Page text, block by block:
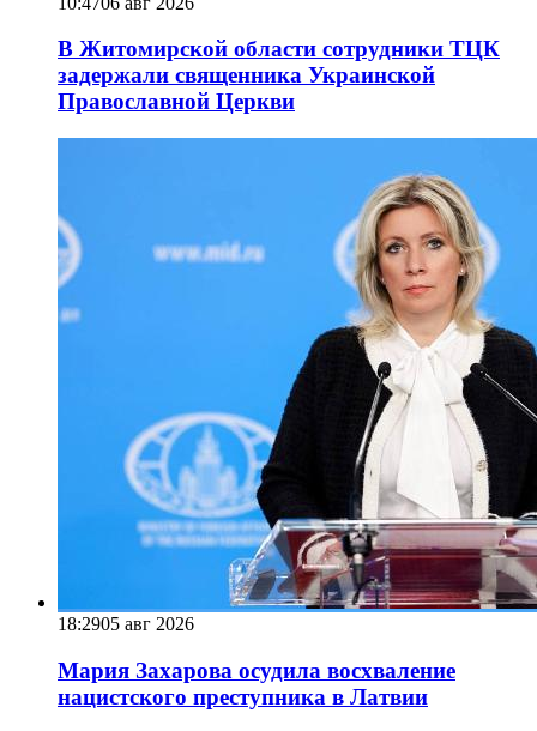
В Житомирской области сотрудники ТЦК
задержали священника Украинской
Православной Церкви
18:2905 авг 2026
Мария Захарова осудила восхваление
нацистского преступника в Латвии